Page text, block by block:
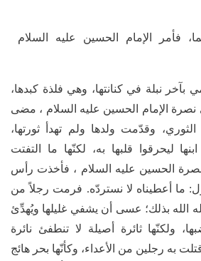
فأمر الإمام الحسين عليه السلام
بآخر نبلة في كنانتها، وهي فلذة كبدها،
الإمام الحسين عليه السلام ، مضى
وقدّمت ولدها ولم تهدأ ثورتها،
ليحرقوا قلبها به، لكنّها ما التفتت
لنصرة الحسين عليه السلام ، فأخذت رأس
ما أعطيناه لا نستردّه. فرمت رجلاً من
الله بذلك؛ عسى أن يشفي غليلها ويُهدِّئ
ولكنّها ثائرة أصيلة لا تنطفئ نائرة
به رجلين من الأعداء، وكأنّها بحر هائج